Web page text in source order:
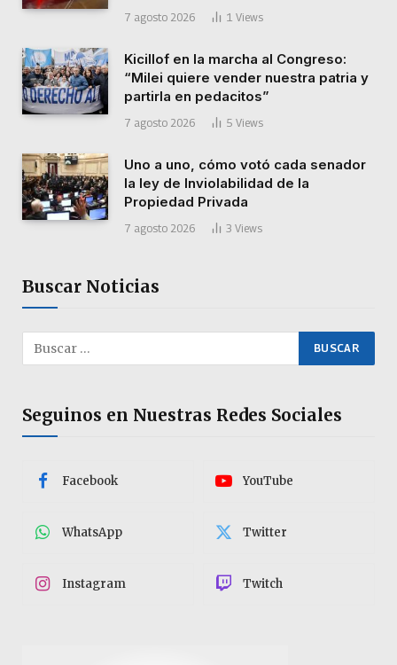
7 agosto 2026 1 Views
Kicillof en la marcha al Congreso:
“Milei quiere vender nuestra patria y
partirla en pedacitos”
7 agosto 2026 5 Views
Uno a uno, cómo votó cada senador
la ley de Inviolabilidad de la
Propiedad Privada
7 agosto 2026 3 Views
Buscar Noticias
Seguinos en Nuestras Redes Sociales
Facebook YouTube
WhatsApp Twitter
Instagram Twitch